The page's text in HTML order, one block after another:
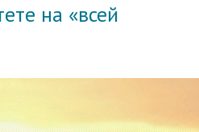
на «всей